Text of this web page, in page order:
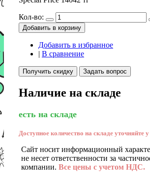
Кол-во:
Добавить в корзину
Добавить в избранное
| В сравнение
Получить скидку Задать вопрос
Наличие на складе
есть на складе
Доступное количество на складе уточняйте
Сайт носит информационный
не несет ответственности за
компании. Все цены с учетом НДС.